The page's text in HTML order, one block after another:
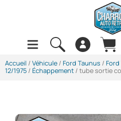
Accueil / Véhicule / Ford Taunus / Ford
12/1975 / Échappement / tube sortie